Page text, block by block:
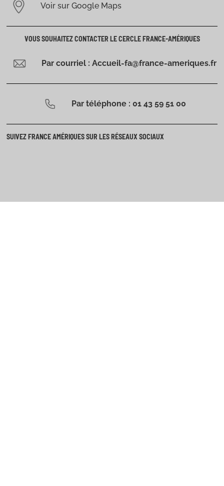
Voir sur Google Maps
VOUS SOUHAITEZ CONTACTER LE CERCLE FRANCE-AMÉRIQUES
Par courriel : Accueil-fa@france-ameriques.fr
Par téléphone : 01 43 59 51 00
SUIVEZ FRANCE AMÉRIQUES SUR LES RÉSEAUX SOCIAUX